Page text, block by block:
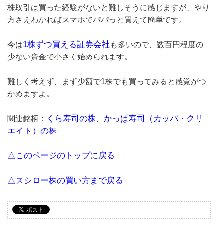
株取引は買った経験がないと難しそうに感じますが、やり
方さえわかればスマホでパパっと買えて簡単です。
今は1株ずつ買える証券会社 も多いので、数百円程度の
少ない資金で小さく始められます。
難しく考えず、まず少額で1株でも買ってみると感覚がつ
かめますよ。
関連銘柄： くら寿司の株
かっぱ寿司（カッパ・クリ
エイト）の株
△このページのトップに戻る
△スシロー株の買い方まで戻る